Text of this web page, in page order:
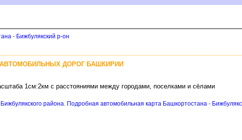
- Бижбулякский р-он
ДОРОГ БАШКИРИИ
1см:2км с расстояниями между городами, поселками и сёлами
района. Подробная автомобильная карта Башкортостана -